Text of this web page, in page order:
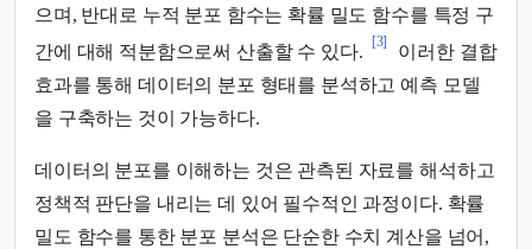
으며, 반대로 누적 분포 함수는 확률 밀도 함수를 특정 구
간에 대해 적분함으로써 산출할 수 있다.
[3]
이러한 결합
효과를 통해 데이터의 분포 형태를 분석하고 예측 모델
을 구축하는 것이 가능하다.
데이터의 분포를 이해하는 것은 관측된 자료를 해석하고
정책적 판단을 내리는 데 있어 필수적인 과정이다. 확률
밀도 함수를 통한 분포 분석은 단순한 수치 계산을 넘어,